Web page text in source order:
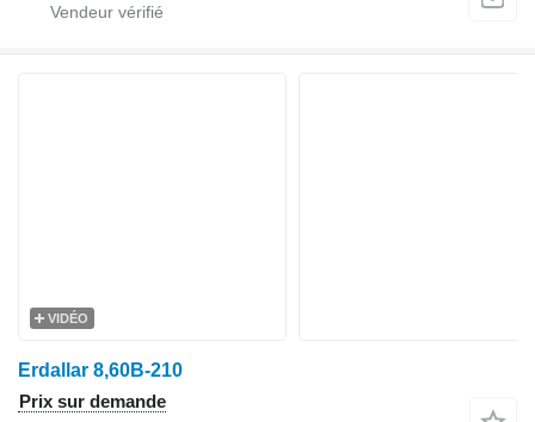
VIDÉO
Erdallar 8,60B-210
Prix sur demande